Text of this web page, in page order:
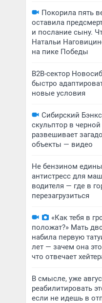
Покорила пять
оставила
и послание сыну.
Натальи
на пике Победы
B2B-сектор
быстро
новые условия
Сибирский
скульптор в
развешивает
объекты — видео
Не бензином
антистресс для
водителя — где в
перезагрузиться
«Как тебя в
положат?» Мать
набила первую
лет — зачем она
что отвечает
В смысле, уже
реабилитировать
если не идешь в